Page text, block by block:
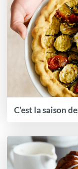
C’est la saison